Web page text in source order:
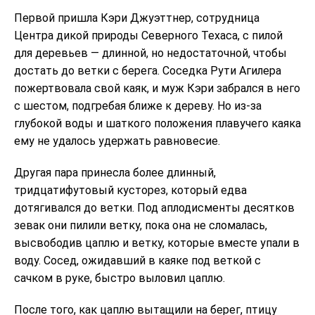
Первой пришла Кэри Джуэттнер, сотрудница
Центра дикой природы Северного Техаса, с пилой
для деревьев — длинной, но недостаточной, чтобы
достать до ветки с берега. Соседка Рути Агилера
пожертвовала свой каяк, и муж Кэри забрался в него
с шестом, подгребая ближе к дереву. Но из-за
глубокой воды и шаткого положения плавучего каяка
ему не удалось удержать равновесие.
Другая пара принесла более длинный,
тридцатифутовый кусторез, который едва
дотягивался до ветки. Под аплодисменты десятков
зевак они пилили ветку, пока она не сломалась,
высвободив цаплю и ветку, которые вместе упали в
воду. Сосед, ожидавший в каяке под веткой с
сачком в руке, быстро выловил цаплю.
После того, как цаплю вытащили на берег, птицу